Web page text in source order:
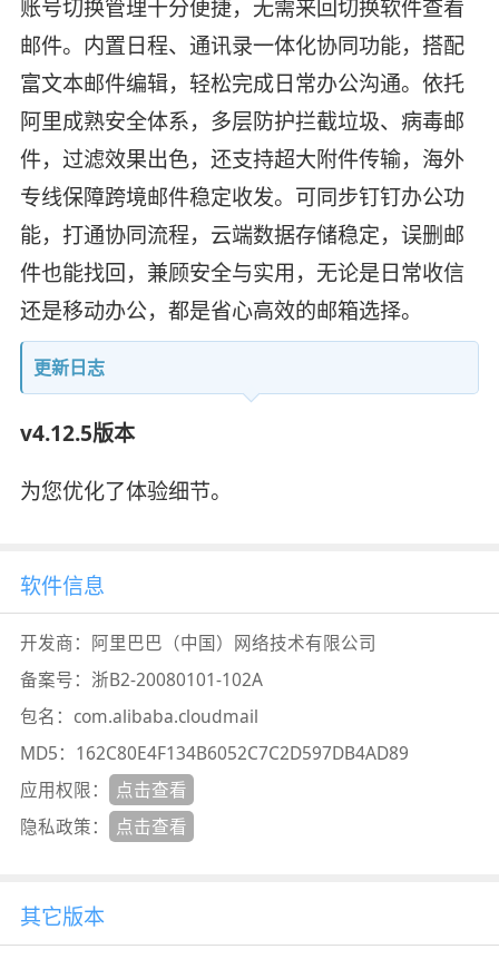
账号切换管理十分便捷，无需来回切换软件查看
邮件。内置日程、通讯录一体化协同功能，搭配
富文本邮件编辑，轻松完成日常办公沟通。依托
阿里成熟安全体系，多层防护拦截垃圾、病毒邮
件，过滤效果出色，还支持超大附件传输，海外
专线保障跨境邮件稳定收发。可同步钉钉办公功
能，打通协同流程，云端数据存储稳定，误删邮
件也能找回，兼顾安全与实用，无论是日常收信
还是移动办公，都是省心高效的邮箱选择。
更新日志
v4.12.5版本
为您优化了体验细节。
软件信息
开发商： 阿里巴巴（中国）网络技术有限公司
备案号： 浙B2-20080101-102A
包名： com.alibaba.cloudmail
MD5： 162C80E4F134B6052C7C2D597DB4AD89
应用权限：
点击查看
隐私政策：
点击查看
其它版本